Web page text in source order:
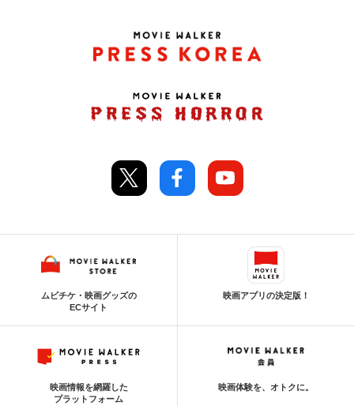
ムビチケ・映画グッズの
ECサイト
映画アプリの決定版！
映画情報を網羅した
プラットフォーム
映画体験を、オトクに。